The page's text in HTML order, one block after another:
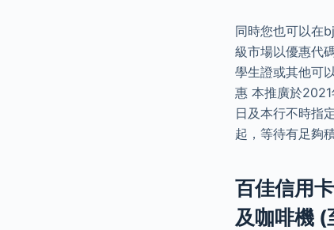
同時您也可以在
級市場以優惠代
學生證或其他可
惠 本推廣於
日及本行不時指
起，等待有足夠
百佳信用
及咖啡機